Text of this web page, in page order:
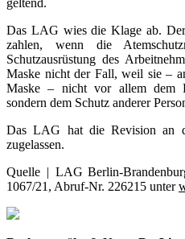
Das LAG wies die Klage ab.
zahlen, wenn die
Schutzausrüstung des
Maske nicht der Fall, weil sie –
Maske – nicht vor allem dem
sondern dem Schutz anderer
Das LAG hat die Revision an
zugelassen.
Quelle | LAG Berlin-
1067/21, Abruf-Nr. 226215 unter